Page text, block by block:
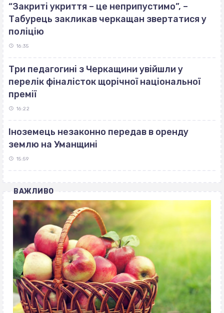
“Закриті укриття – це неприпустимо”, –
Табурець закликав черкащан звертатися у
поліцію
16:35
Три педагогині з Черкащини увійшли у
перелік фіналісток щорічної національної
премії
16:22
Іноземець незаконно передав в оренду
землю на Уманщині
15:59
ВАЖЛИВО